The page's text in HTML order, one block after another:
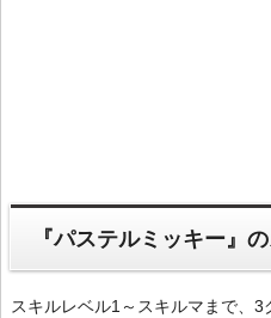
『パステルミッキー』
スキルレベル1～スキルマまで、